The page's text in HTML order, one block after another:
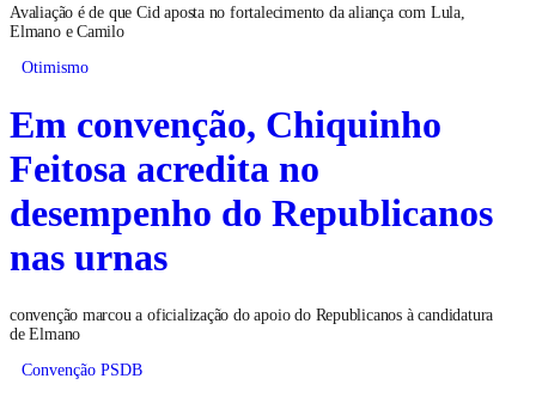
Avaliação é de que Cid aposta no fortalecimento da aliança com Lula,
Elmano e Camilo
Otimismo
Em convenção, Chiquinho
Feitosa acredita no
desempenho do Republicanos
nas urnas
convenção marcou a oficialização do apoio do Republicanos à candidatura
de Elmano
Convenção PSDB